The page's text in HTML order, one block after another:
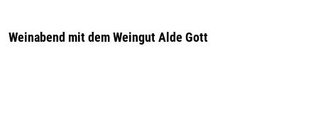
Weinabend mit dem Weingut Alde Gott